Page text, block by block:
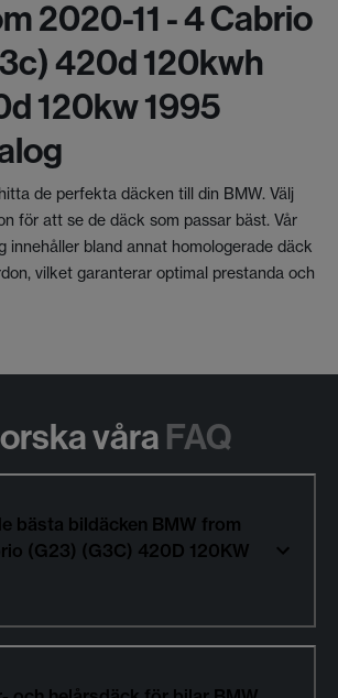
2020-11 - 4 Cabrio
420d 120kwh
120kw 1995
de perfekta däcken till din BMW. Välj
för att se de däck som passar bäst. Vår
innehåller bland annat homologerade däck
vilket garanterar optimal prestanda och
våra FAQ
bästa bildäcken BMW from
(G23) (G3C) 420D 120KW